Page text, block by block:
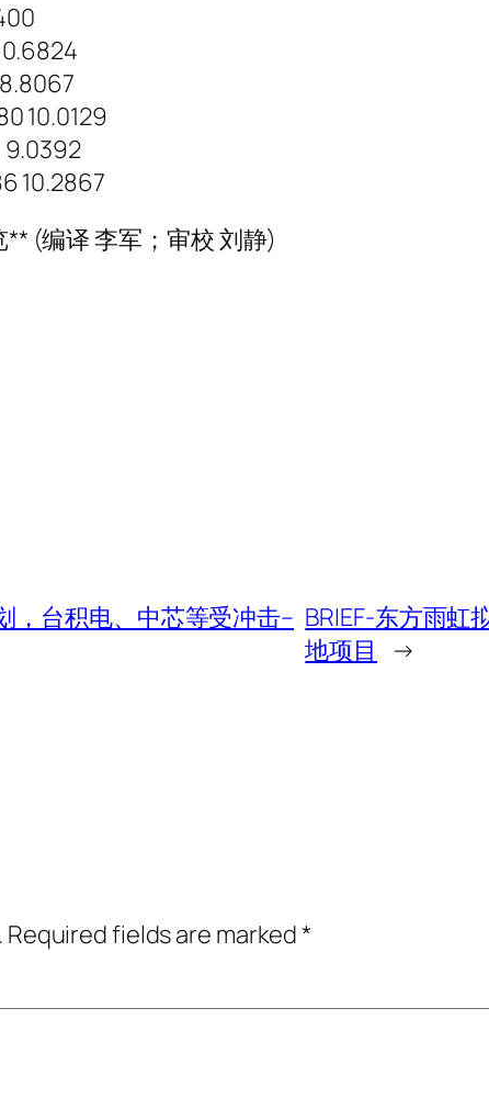
10.0129
9.0392
10.2867
(编译 李军；审校 刘静)
，台积电、中芯等受冲击– BRIEF-东方雨虹
地项目
→
Required fields are marked*